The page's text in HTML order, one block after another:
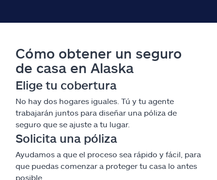
Cómo obtener un seguro
de casa en Alaska
Elige tu cobertura
No hay dos hogares iguales. Tú y tu agente
trabajarán juntos para diseñar una póliza de
seguro que se ajuste a tu lugar.
Solicita una póliza
Ayudamos a que el proceso sea rápido y fácil, para
que puedas comenzar a proteger tu casa lo antes
posible.